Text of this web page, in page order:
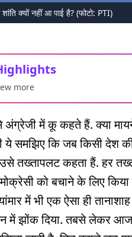
क्यों नहीं आ पाई है? (फोटो: PTI)
more
में कू कहते हैं. क्या
ये समझिए कि जब किसी देश
उसे तख्तापलट कहता हैं. हर
को बचाने के लिए
में भी एक ऐसा ही
में झोंक दिया. तबसे लेकर आज